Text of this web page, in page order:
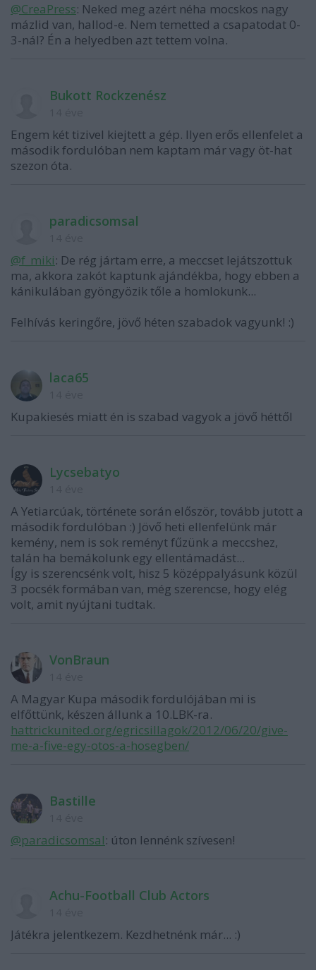
@CreaPress: Neked meg azért néha mocskos nagy
mázlid van, hallod-e. Nem temetted a csapatodat 0-
3-nál? Én a helyedben azt tettem volna.
Bukott Rockzenész
Engem két tizivel kiejtett a gép. Ilyen erős ellenfelet a
második fordulóban nem kaptam már vagy öt-hat
szezon óta.
paradicsomsal
@f_miki: De rég jártam erre, a meccset lejátszottuk
ma, akkora zakót kaptunk ajándékba, hogy ebben a
kánikulában gyöngyözik tőle a homlokunk...
Felhívás keringőre, jövő héten szabadok vagyunk! :)
laca65
Kupakiesés miatt én is szabad vagyok a jövő héttől
Lycsebatyo
A Yetiarcúak, története során először, tovább jutott a
második fordulóban :) Jövő heti ellenfelünk már
kemény, nem is sok reményt fűzünk a meccshez,
talán ha bemákolunk egy ellentámadást...
Így is szerencsénk volt, hisz 5 középpalyásunk közül
3 pocsék formában van, még szerencse, hogy elég
volt, amit nyújtani tudtak.
VonBraun
A Magyar Kupa második fordulójában mi is
elfőttünk, készen állunk a 10.LBK-ra.
hattrickunited.org/egricsillagok/2012/06/20/give-
me-a-five-egy-otos-a-hosegben/
Bastille
@paradicsomsal: úton lennénk szívesen!
Achu-Football Club Actors
Játékra jelentkezem. Kezdhetnénk már... :)